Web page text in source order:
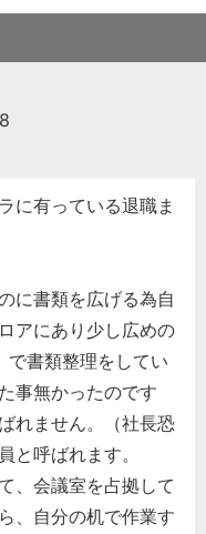
に有っている退職ま
に書類を広げる為自
アにあり少し広めの
で書類整理をしてい
事無かったのです
れません。（社長恐
と呼ばれます。
、会議室を占拠して
、自分の机で作業す